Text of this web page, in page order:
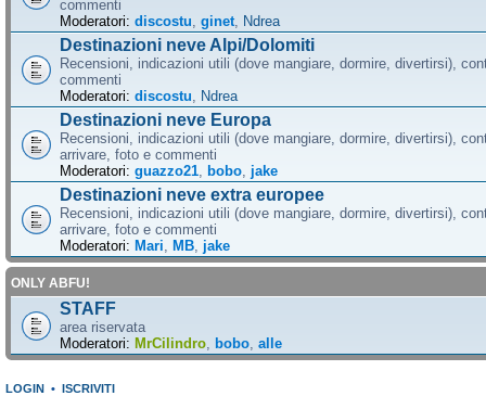
commenti
Moderatori: discostu ginet Ndrea
Destinazioni neve Alpi/Dolomiti
Recensioni, indicazioni utili (dove mangiare, dormire, divertirsi),
commenti
Moderatori: discostu Ndrea
Destinazioni neve Europa
Recensioni, indicazioni utili (dove mangiare, dormire, divertirsi),
arrivare, foto e commenti
Moderatori: guazzo21 bobo jake
Destinazioni neve extra europee
Recensioni, indicazioni utili (dove mangiare, dormire, divertirsi),
arrivare, foto e commenti
Moderatori: Mari MB jake
ONLY ABFU!
STAFF
area riservata
Moderatori: MrCilindro bobo alle
LOGIN • ISCRIVITI